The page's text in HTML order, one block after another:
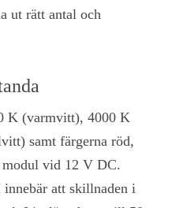
ut rätt antal och
K (varmvitt), 4000 K
samt färgerna röd,
vid 12 V DC.
att skillnaden i